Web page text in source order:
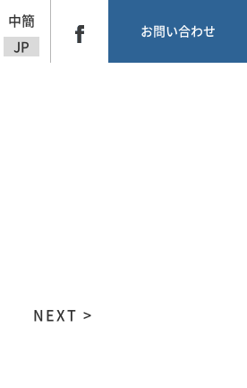
中簡
JP
お問い合わせ
NEXT >